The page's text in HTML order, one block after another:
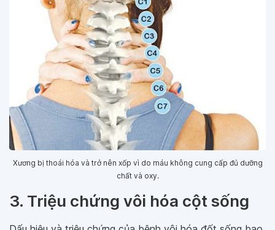
Xương bị thoái hóa và trở nên xốp vì do máu không cung cấp đủ dưỡng
chất và oxy.
3. Triệu chứng vôi hóa cột sống